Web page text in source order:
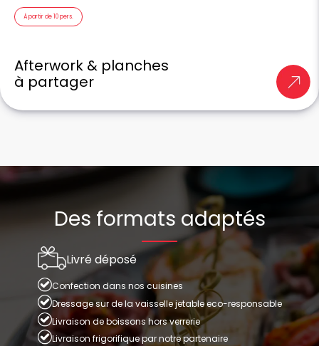
À partir de 10 pers.
Afterwork & planches
à partager
Des formats adaptés
Livré déposé
Confection dans nos cuisines
Dressage sur de la vaisselle jetable eco-responsable
Livraison de boissons hors verrerie
Livraison frigorifique par notre partenaire